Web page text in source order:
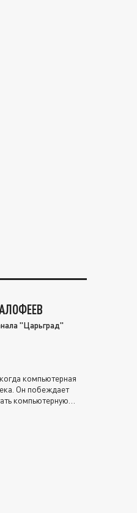
"Царьград"
компьютерная
Он побеждает
компьютерную